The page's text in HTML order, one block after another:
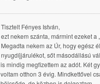
Tisztelt Fényes István,
ezt nekem szánta, mármint ezeket a
Megadta nekem az Úr, hogy egész
nyugdíjjárulékot, sőt másodállású
is mindig megfizettem az adót. Két
voltam otthon 3 évig. Mindkettővel